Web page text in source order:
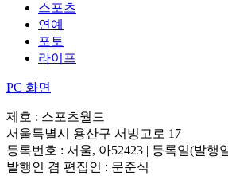
스포츠
연예
포토
라이프
PC 화면
제호 : 스포츠월드
서울특별시 용산구 서빙고로 17
등록번호 : 서울, 아52423 | 등록일(발행
발행인 겸 편집인 : 문준식